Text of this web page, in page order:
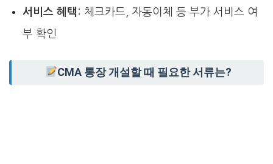
서비스 혜택 : 체크카드, 자동이체 등 부가 서비스 여
부 확인
CMA 통장 개설할 때 필요한 서류는?